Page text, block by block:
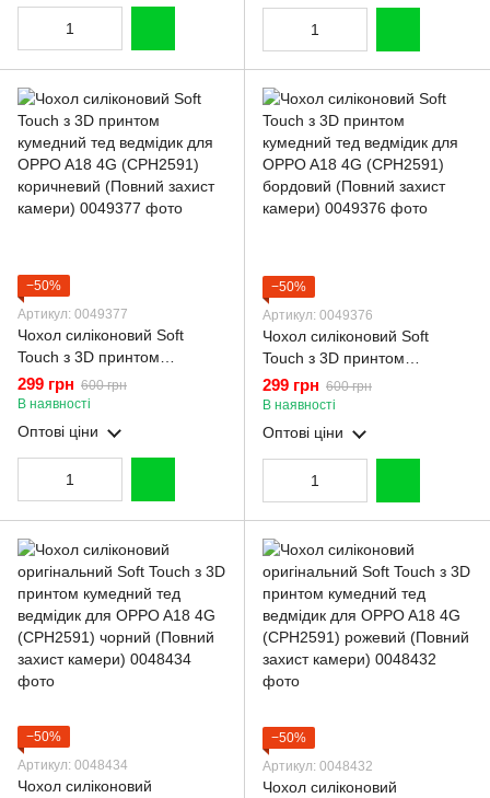
−50%
Артикул: 0049377
Чохол силіконовий Soft
Touch з 3D принтом
кумедний тед ведмідик для
OPPO A18 4G (CPH2591)
коричневий (Повний захист
299 грн 600 грн
В наявності
Оптові ціни
−50%
Артикул: 0049376
Чохол силіконовий Soft
Touch з 3D принтом
кумедний тед ведмідик для
OPPO A18 4G (CPH2591)
бордовий (Повний захист
299 грн 600 грн
В наявності
Оптові ціни
−50%
Артикул: 0048434
Чохол силіконовий
−50%
Артикул: 0048432
Чохол силіконовий